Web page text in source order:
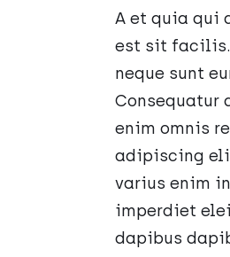
A et quia qui
est sit facilis.
neque sunt
Consequatur
enim omnis
adipiscing
varius enim
imperdiet
dapibus